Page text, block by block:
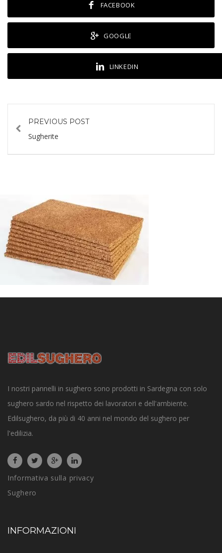
FACEBOOK
GOOGLE
LINKEDIN
PREVIOUS POST
Sugherite
I nostri pannelli in sughero sono prodotti in Sardegna con solo
sughero sardo nel rispetto dei lavoratori e dell'ambiente.
Edilsughero, da più di 40 anni nel mondo del sughero per
l'edilizia.
Informativa sulla privacy
Sughero
INFORMAZIONI